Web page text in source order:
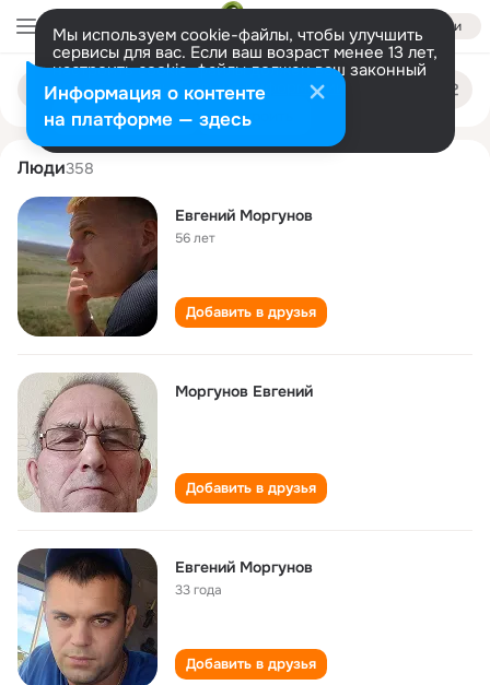
Войти
Мы используем cookie-файлы, чтобы улучшить
сервисы для вас. Если ваш возраст менее 13 лет,
настроить cookie-файлы должен ваш законный
представитель. Больше информации
Разрешить все Настроить
Поиск
людям
evgeniy morgunov
Люди358
Евгений Моргунов
56 лет
Добавить в друзья
Моргунов Евгений
Добавить в друзья
Евгений Моргунов
33 года
Добавить в друзья
Информация о контенте
на платформе — здесь